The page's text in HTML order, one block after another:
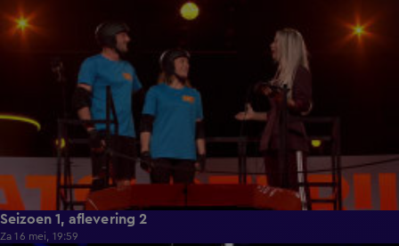
Seizoen 1, aflevering 2
Za 16 mei, 19:59